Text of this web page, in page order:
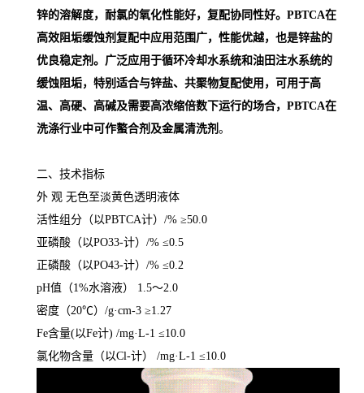
锌的溶解度，耐氯的氧化性能好，复配协同性好。 PBTCA在
高效阻垢缓蚀剂复配中应用范围广，性能优越，也是锌盐的
优良稳定剂。广泛应用于循环冷却水系统和油田注水系统的
缓蚀阻垢，特别适合与锌盐、共聚物复配使用，可用于高
温、高硬、高碱及需要高浓缩倍数下运行的场合， PBTCA在
洗涤行业中可作螯合剂及金属清洗剂 。
二、技术指标
外 观 无色至淡黄色透明液体
活性组分（以PBTCA计） /% ≥50.0
亚磷酸（以PO33-计） /% ≤0.5
正磷酸（以PO43-计） /% ≤0.2
pH值（1%水溶液） 1.5～2.0
密度（20℃） /g·cm-3 ≥1.27
Fe含量(以Fe计) /mg·L-1 ≤10.0
氯化物含量（以Cl-计） /mg·L-1 ≤10.0